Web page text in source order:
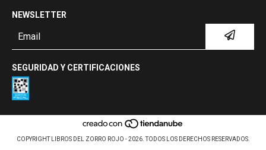
NEWSLETTER
SEGURIDAD Y CERTIFICACIONES
COPYRIGHT LIBROS DEL ZORRO ROJO - 2026. TODOS LOS DERECHOS RESERVADOS.